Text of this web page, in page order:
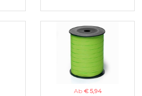
Ab € 5,94